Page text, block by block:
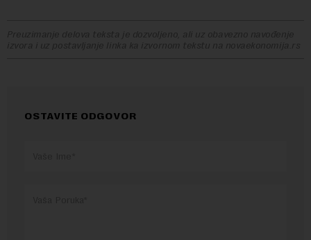
Preuzimanje delova teksta je dozvoljeno, ali uz obavezno navođenje
izvora i uz postavljanje linka ka izvornom tekstu na novaekonomija.rs
OSTAVITE ODGOVOR